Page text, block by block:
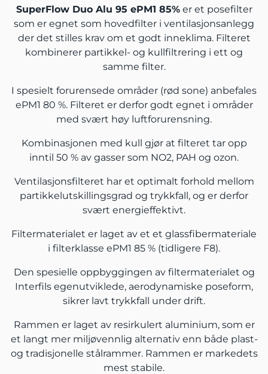
SuperFlow Duo Alu 95 ePM1 85%er et posefilter
som er egnet som hovedfilter i ventilasjonsanlegg
der det stilles krav om et godt inneklima. Filteret
kombinerer partikkel- og kullfiltrering i ett og
samme filter.
I spesielt forurensede områder (rød sone) anbefales
ePM1 80 %. Filteret er derfor godt egnet i områder
med svært høy luftforurensning.
Kombinasjonen med kull gjør at filteret tar opp
inntil 50 % av gasser som NO2, PAH og ozon.
Ventilasjonsfilteret har et optimalt forhold mellom
partikkelutskillingsgrad og trykkfall, og er derfor
svært energieffektivt.
Filtermaterialet er laget av et et glassfibermateriale
i filterklasse ePM1 85 % (tidligere F8).
Den spesielle oppbyggingen av filtermaterialet og
Interfils egenutviklede, aerodynamiske poseform,
sikrer lavt trykkfall under drift.
Rammen er laget av resirkulert aluminium, som er
et langt mer miljøvennlig alternativ enn både plast-
og tradisjonelle stålrammer. Rammen er markedets
mest stabile.